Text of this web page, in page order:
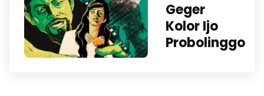
Geger
Kolor Ijo
Probolinggo